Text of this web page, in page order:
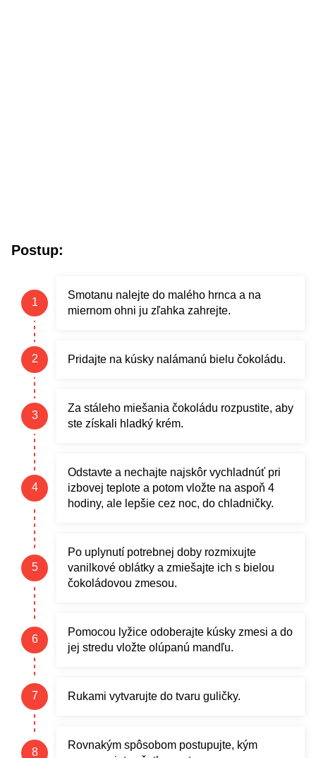
Postup:
Smotanu nalejte do malého hrnca a na
miernom ohni ju zľahka zahrejte.
Pridajte na kúsky nalámanú bielu čokoládu.
Za stáleho miešania čokoládu rozpustite, aby
ste získali hladký krém.
Odstavte a nechajte najskôr vychladnúť pri
izbovej teplote a potom vložte na aspoň 4
hodiny, ale lepšie cez noc, do chladničky.
Po uplynutí potrebnej doby rozmixujte
vanilkové oblátky a zmiešajte ich s bielou
čokoládovou zmesou.
Pomocou lyžice odoberajte kúsky zmesi a do
jej stredu vložte olúpanú mandľu.
Rukami vytvarujte do tvaru guličky.
Rovnakým spôsobom postupujte, kým